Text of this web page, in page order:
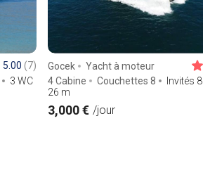
3 WC
5.00 (7) Gocek
Yacht à moteur
4 Cabine
Couchettes 8 Invités 8
26 m
3,000 € /jour